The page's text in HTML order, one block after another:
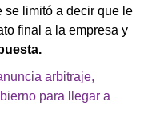
se limitó a decir que le
final a la empresa y
arbitraje,
para llegar a